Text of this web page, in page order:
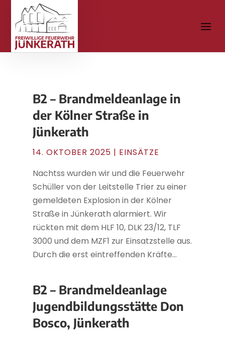
B2 – Brandmeldeanlage in
der Kölner Straße in
Jünkerath
14. OKTOBER 2025 | EINSÄTZE
Nachtss wurden wir und die Feuerwehr
Schüller von der Leitstelle Trier zu einer
gemeldeten Explosion in der Kölner
Straße in Jünkerath alarmiert. Wir
rückten mit dem HLF 10, DLK 23/12, TLF
3000 und dem MZF1 zur Einsatzstelle aus.
Durch die erst eintreffenden Kräfte...
B2 – Brandmeldeanlage
Jugendbildungsstätte Don
Bosco, Jünkerath